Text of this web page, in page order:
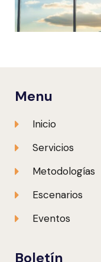
Menu
Inicio
Servicios
Metodologías
Escenarios
Eventos
Boletín